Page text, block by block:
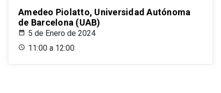
Amedeo Piolatto, Universidad Autónoma
de Barcelona (UAB)
5 de Enero de 2024
11:00 a 12:00